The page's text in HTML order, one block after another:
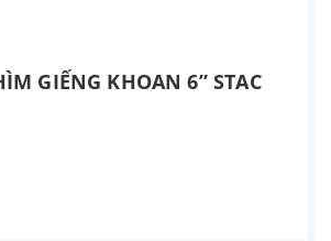
GIẾNG KHOAN 6” STAC